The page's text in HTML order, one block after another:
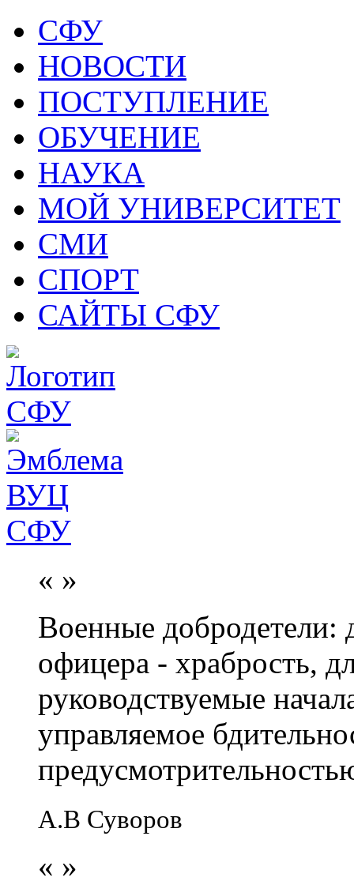
СФУ
НОВОСТИ
ПОСТУПЛЕНИЕ
ОБУЧЕНИЕ
НАУКА
МОЙ УНИВЕРСИТЕТ
СМИ
СПОРТ
САЙТЫ СФУ
« »
Военные добродетели:
офицера - храбрость,
руководствуемые
управляемое
А.В Суворов
« »